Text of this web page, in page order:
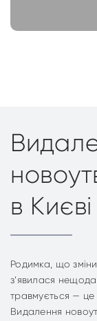
в Києві
Родимка, що
з’явилася
травмується — це
Видалення